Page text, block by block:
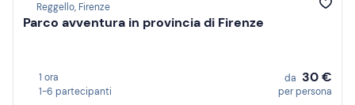
Reggello, Firenze
Parco avventura in provincia di Firenze
1 ora
1-6 partecipanti
da 30 €
per persona